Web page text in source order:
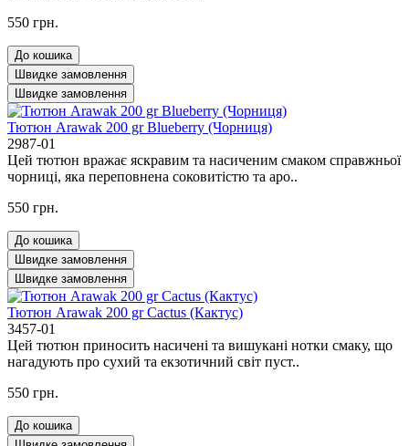
550 грн.
До кошика
Швидке замовлення
Швидке замовлення
Тютюн Arawak 200 gr Blueberry (Чорниця)
2987-01
Цей тютюн вражає яскравим та насиченим смаком справжньої
чорниці, яка переповнена соковитістю та аро..
550 грн.
До кошика
Швидке замовлення
Швидке замовлення
Тютюн Arawak 200 gr Cactus (Кактус)
3457-01
Цей тютюн приносить насичені та вишукані нотки смаку, що
нагадують про сухий та екзотичний світ пуст..
550 грн.
До кошика